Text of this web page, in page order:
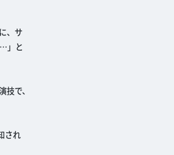
、サ
」と
で、
され